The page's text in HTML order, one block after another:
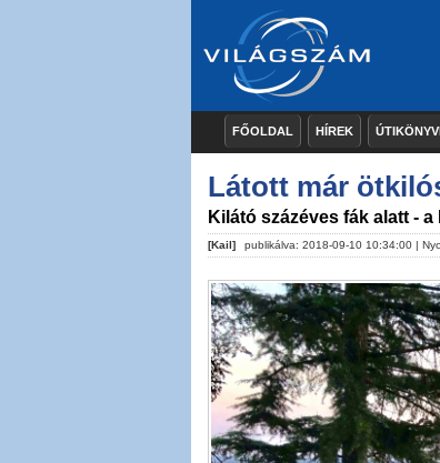
FŐOLDAL HÍREK
Látott már
Kilátó százéves fák alatt -
[Kail] publikálva: 2018-09-10 10:34:00 |